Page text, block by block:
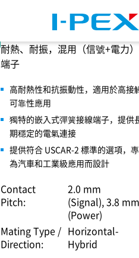
耐熱、耐振，混用（信號+電力）
端子
高耐熱性和抗振動性，適用於高接
可靠性應用
獨特的嵌入式彈簧接線端子，提供
期穩定的電氣連接
提供符合 USCAR-2 標準的選項，專
為汽車和工業級應用而設計
Contact
Pitch:
2.0 mm
(Signal) 3.8 mm
(Power)
Mating Type /
Direction:
Horizontal-
Hybrid